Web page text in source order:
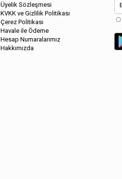
Üyelik Sözleşmesi
KVKK ve Gizlilik Politikası
Çerez Politikası
Havale ile Ödeme
Hesap Numaralarımız
Hakkımızda